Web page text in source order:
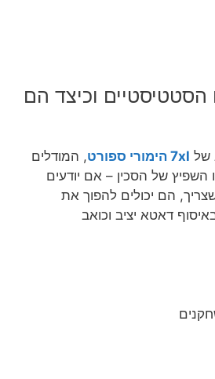
וכיצד הם
של 7xl הימורי ספורט
, המודלים
של הסכין – אם יודעים
הם יכולים להפוך את
דאטא יציב וכואב